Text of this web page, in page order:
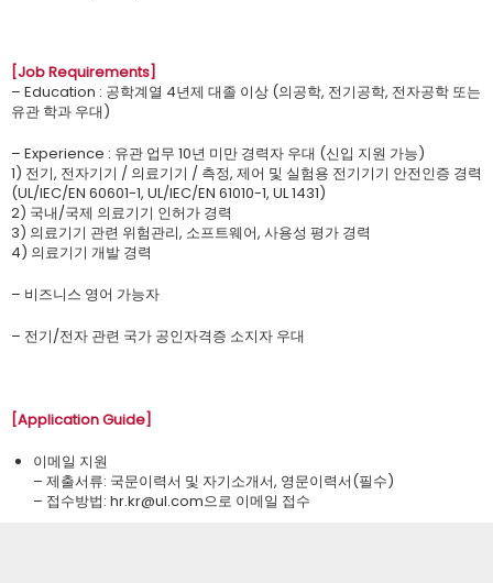
[Job Requirements]
– Education : 공학계열 4년제 대졸 이상 (의공학, 전기공학, 전자공학 또는
유관 학과 우대)
– Experience : 유관 업무 10년 미만 경력자 우대 (신입 지원 가능)
1) 전기, 전자기기 / 의료기기 / 측정, 제어 및 실험용 전기기기 안전인증 경력
(UL/IEC/EN 60601-1, UL/IEC/EN 61010-1, UL 1431)
2) 국내/국제 의료기기 인허가 경력
3) 의료기기 관련 위험관리, 소프트웨어, 사용성 평가 경력
4) 의료기기 개발 경력
– 비즈니스 영어 가능자
– 전기/전자 관련 국가 공인자격증 소지자 우대
[Application Guide]
이메일 지원
– 제출서류: 국문이력서 및 자기소개서, 영문이력서(필수)
– 접수방법: ​hr.kr@ul.com으로 이메일 접수